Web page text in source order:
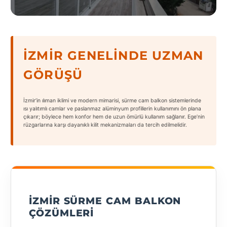
geçiş
yapın
İZMIR GENELINDE UZMAN
GÖRÜŞÜ
İzmir’in ılıman iklimi ve modern mimarisi, sürme cam balkon sistemlerinde
ısı yalıtımlı camlar ve paslanmaz alüminyum profillerin kullanımını ön plana
çıkarır; böylece hem konfor hem de uzun ömürlü kullanım sağlanır. Ege’nin
rüzgarlarına karşı dayanıklı kilit mekanizmaları da tercih edilmelidir.
İZMIR SÜRME CAM BALKON
ÇÖZÜMLERI
States
Tüm
Adana
Adıyaman
Antalya
Aydın
Balıkesir